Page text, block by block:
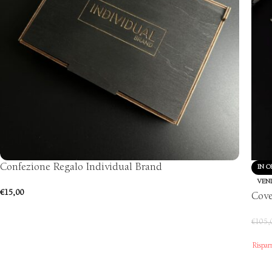
Confezione Regalo Individual Brand
€15,00
IN
€